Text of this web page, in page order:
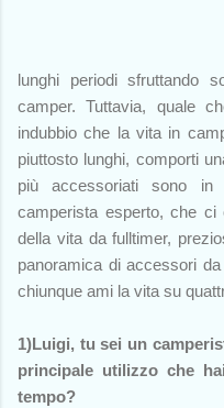
lunghi periodi sfruttando
camper. Tuttavia, quale
indubbio che la vita in
piuttosto lunghi, comporti
più accessoriati sono
camperista esperto, che ci
della vita da fulltimer,
panoramica di accessori
chiunque ami la vita su
1)Luigi, tu sei un
principale utilizzo che
tempo?